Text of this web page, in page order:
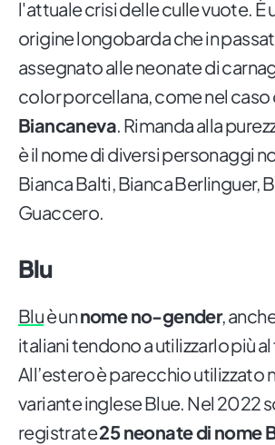
l'attuale crisi delle culle vuote. È
origine longobarda che in
assegnato alle neonate di
color porcellana, come nel caso
Biancaneva. Rimanda alla
è il nome di diversi personaggi
Bianca Balti, Bianca Berlinguer,
Guaccero.
Blu
Bluè unnome no-gender,
italiani tendono a utilizzarlo più
All’estero è parecchio utilizzato
variante inglese Blue. Nel 2022
registrate25 neonate di nome